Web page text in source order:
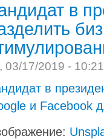
в
03/17/2019 -
в
и Facebook